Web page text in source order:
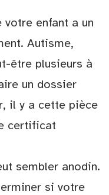
votre enfant a un
Autisme,
être plusieurs à
un dossier
il y a cette pièce
certificat
sembler anodin.
si votre